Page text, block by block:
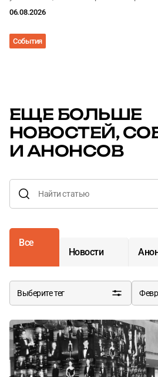
06.08.2026
События
ЕЩЕ БОЛЬШЕ
НОВОСТЕЙ,
И АНОНСОВ
Все
Новости
Выберите тег
События